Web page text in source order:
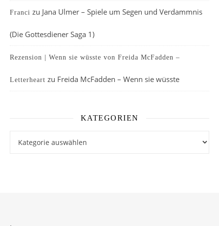
Franci zu Jana Ulmer – Spiele um Segen und Verdammnis
(Die Gottesdiener Saga 1)
Rezension | Wenn sie wüsste von Freida McFadden –
Letterheart zu Freida McFadden – Wenn sie wüsste
KATEGORIEN